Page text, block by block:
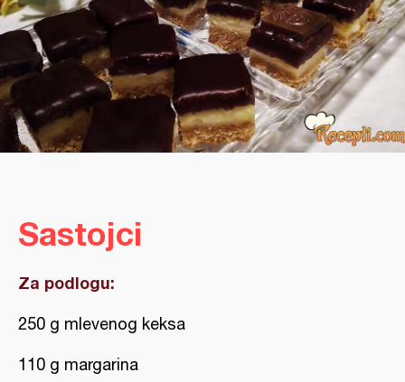
Sastojci
Za podlogu:
250 g mlevenog keksa
110 g margarina